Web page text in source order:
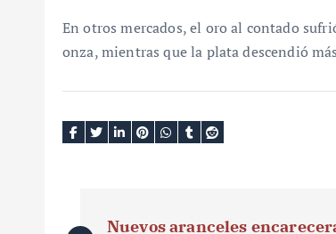
En otros mercados, el oro al contado
onza, mientras que la plata descendió
Nuevos aranceles